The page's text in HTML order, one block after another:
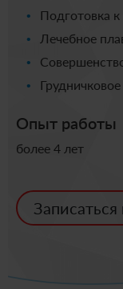
Подготовка
Лечебное
Опыт работы
более 4 лет